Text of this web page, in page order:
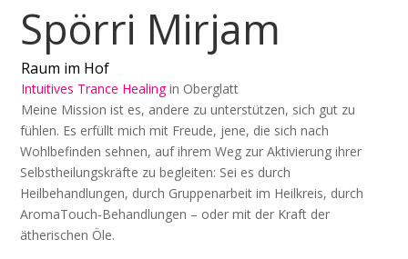
Spörri Mirjam
Raum im Hof
Intuitives Trance Healing in Oberglatt
Meine Mission ist es, andere zu unterstützen, sich gut zu
fühlen. Es erfüllt mich mit Freude, jene, die sich nach
Wohlbefinden sehnen, auf ihrem Weg zur Aktivierung ihrer
Selbstheilungskräfte zu begleiten: Sei es durch
Heilbehandlungen, durch Gruppenarbeit im Heilkreis, durch
AromaTouch-Behandlungen – oder mit der Kraft der
ätherischen Öle.